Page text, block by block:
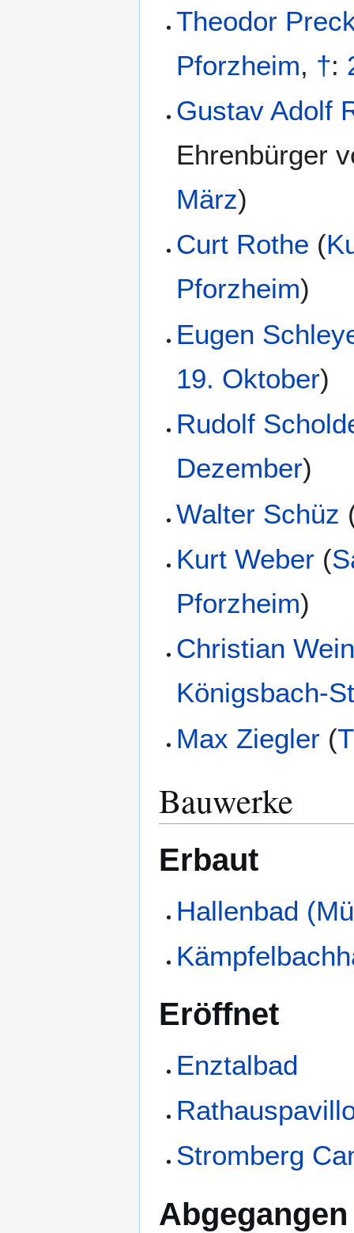
Theodor
Pforzheim, †:
Gustav Adolf
Ehrenbürger
März)
Curt Rothe (
Pforzheim)
Eugen
19. Oktober)
Rudolf
Dezember)
Walter Schüz
Kurt Weber (
Pforzheim)
Christian
Königsbach-
Max Ziegler (
Bauwerke
Erbaut
Hallenbad
Eröffnet
Enztalbad
Stromberg
Abgegangen